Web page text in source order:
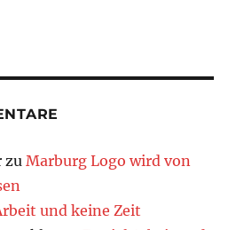
zuMarburg Logo wird von
und keine Zeit